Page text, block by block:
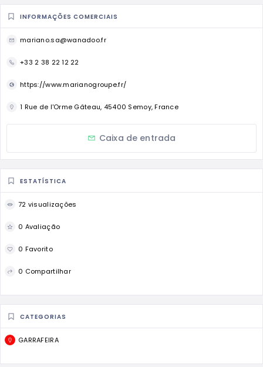
INFORMAÇÕES COMERCIAIS
mariano.sa@wanadoo.fr
+33 2 38 22 12 22
https://www.marianogroupe.fr/
1 Rue de l'Orme Gâteau, 45400 Semoy, France
Caixa de entrada
ESTATÍSTICA
72 visualizações
0 Avaliação
0 Favorito
0 Compartilhar
CATEGORIAS
GARRAFEIRA